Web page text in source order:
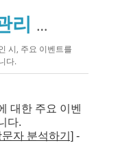
캠페인 주요 이벤트 관리 기능
시, 주요 이벤트를
다.
대한 주요 이벤
다.
자 분석하기] -